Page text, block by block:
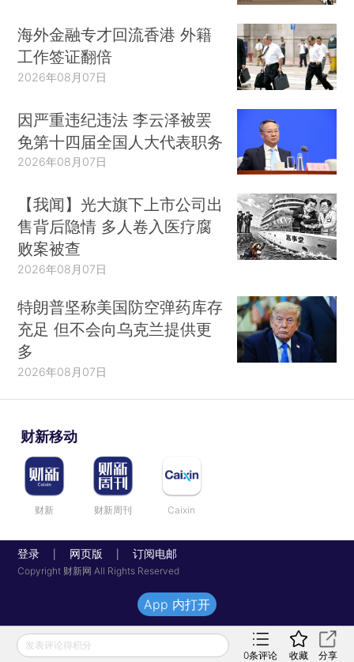
海外金融专才回流香港 外籍
工作签证翻倍
2026年08月07日
因严重违纪违法 李云泽被罢
免第十四届全国人大代表职务
2026年08月07日
【我闻】光大旗下上市公司出
售背后隐情 多人卷入医疗腐
败案被查
2026年08月07日
特朗普坚称美国防空弹药库存
充足 但不会向乌克兰提供更
多
2026年08月07日
财新移动
财新 财新周刊 Caixin
登录 网页版 订阅电邮
Copyright 财新网 All Rights Reserved
发表评论得积分
0条评论 收藏 分享
App 内打开